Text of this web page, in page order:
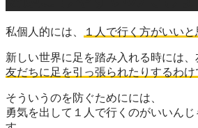
私個人的には、 １人で行く方がいいと
新しい世界に足を踏み入れる時には、
友だちに足を引っ張られたりするわけ
そういうのを防ぐためにには、
勇気を出して１人で行く のがいいんじ